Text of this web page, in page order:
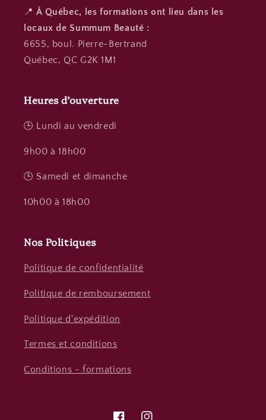
📍À Québec, les formations ont lieu dans les
locaux de Summum Beauté :
6655, boul. Pierre-Bertrand
Québec, QC G2K 1M1
Heures d’ouverture
🕒 Lundi au vendredi
9h00 à 18h00
🕒 Samedi et dimanche
10h00 à 18h00
Nos Politiques
Politique de confidentialité
Politique de remboursement
Politique d'expédition
Termes et conditions
Conditions - formations